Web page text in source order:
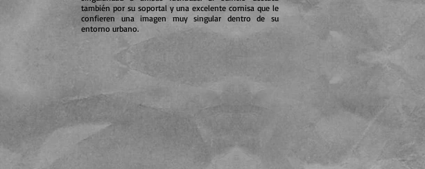
también por su soportal y una excelente cornisa que le
confieren una imagen muy singular dentro de su
entorno urbano.